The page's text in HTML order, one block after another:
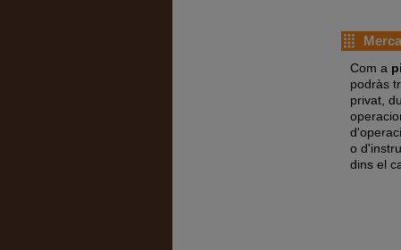
Com a
podràs
privat,
o
dins el